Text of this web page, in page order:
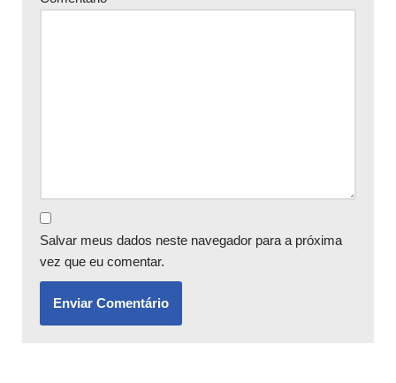
Salvar meus dados neste navegador para a próxima
vez que eu comentar.